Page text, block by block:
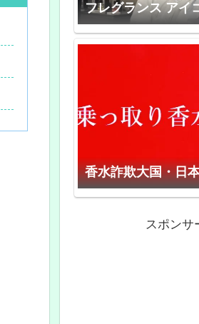
フレグランス アイ
香水詐欺大国・日
スポンサ